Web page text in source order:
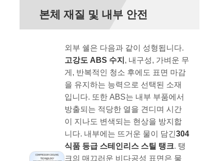
본체 재질 및 내부 안전
외부 쉘은 다음과 같이 성형됩니다.
고강도 ABS 수지 , 내구성, 가벼운 무
게, 반복적인 청소 후에도 표면 마감
을 유지하는 능력으로 선택된 소재
입니다. 또한 ABS는 내부 부품에서
방출되는 적당한 열을 견디며 시간
이 지나도 변색되는 현상을 방지합
니다. 내부에는 뜨거운 물이 담긴304
식품 등급 스테인리스 스틸 탱크. 탱
크의 매끄러운 비다공성 표면은 물